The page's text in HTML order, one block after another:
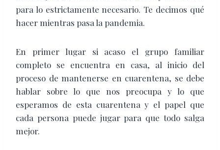
para lo estrictamente necesario. Te decimos qué
hacer mientras pasa la pandemia.
En primer lugar si acaso el grupo familiar
completo se encuentra en casa, al inicio del
proceso de mantenerse en cuarentena, se debe
hablar sobre lo que nos preocupa y lo que
esperamos de esta cuarentena y el papel que
cada persona puede jugar para que todo salga
mejor.